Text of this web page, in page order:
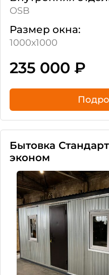
OSB
Размер окна:
1000х1000
235 000 ₽
Бытовка
эконом